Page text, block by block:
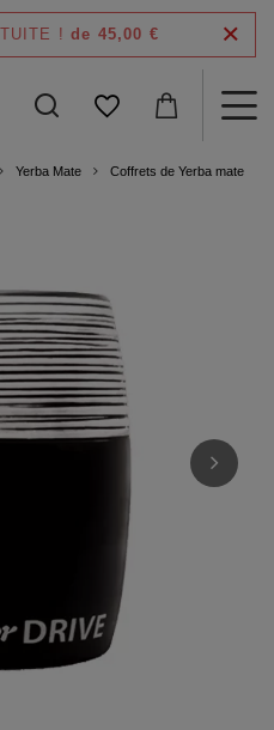
! de 45,00 €
Yerba Mate Coffrets de Yerba mate